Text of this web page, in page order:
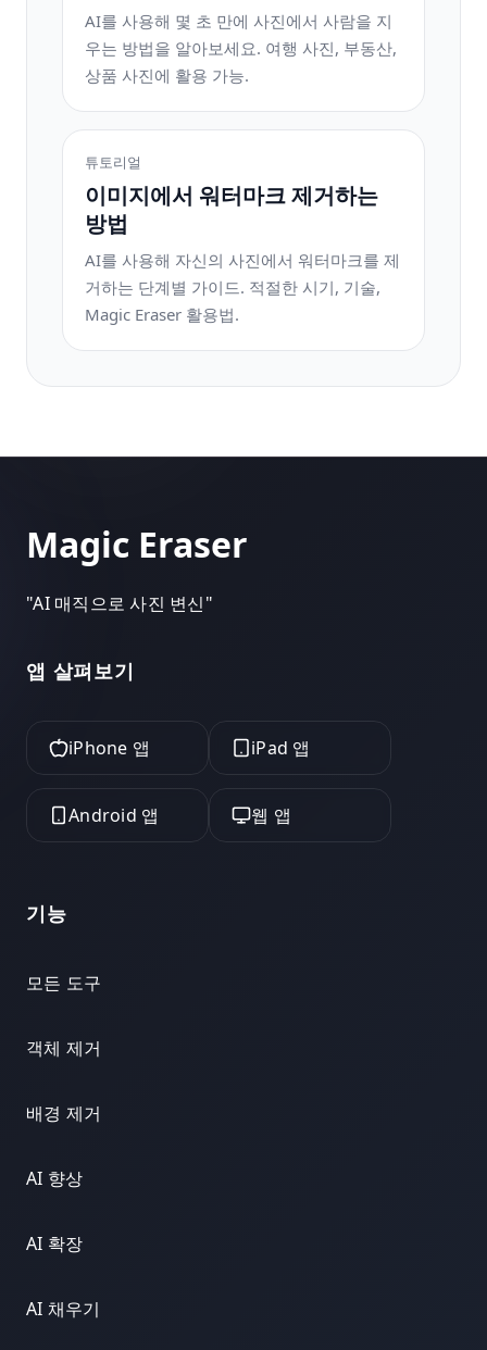
AI를 사용해 몇 초 만에 사진에서 사람을 지
우는 방법을 알아보세요. 여행 사진, 부동산,
상품 사진에 활용 가능.
튜토리얼
이미지에서 워터마크 제거하는
방법
AI를 사용해 자신의 사진에서 워터마크를 제
거하는 단계별 가이드. 적절한 시기, 기술,
Magic Eraser 활용법.
Magic Eraser
"AI 매직으로 사진 변신"
앱 살펴보기
iPhone 앱 iPad 앱
Android 앱 웹 앱
기능
모든 도구
객체 제거
배경 제거
AI 향상
AI 확장
AI 채우기